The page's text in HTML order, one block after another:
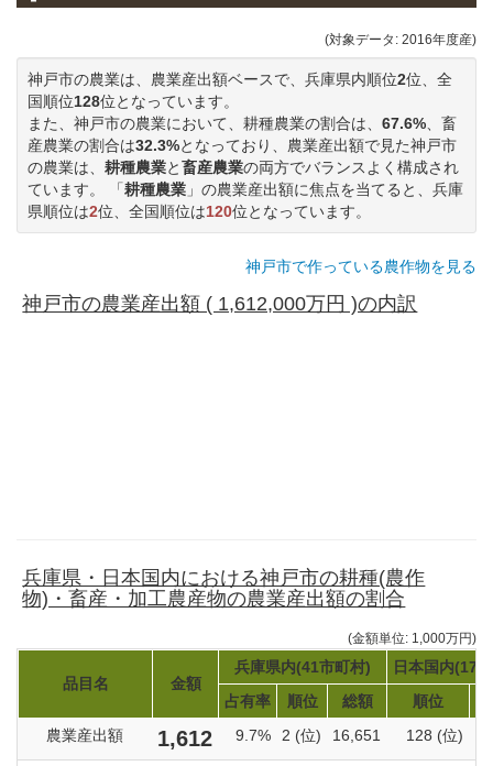
(対象データ: 2016年度産)
神戸市の農業は、農業産出額ベースで、兵庫県内順位2位、全
国順位128位となっています。
また、神戸市の農業において、耕種農業の割合は、 67.6% 、畜
産農業の割合は32.3%となっており、農業産出額で見た神戸市
の農業は、 耕種農業と畜産農業の両方でバランスよく構成され
ています。 「耕種農業 」の農業産出額に焦点を当てると、兵庫
県順位は2位、全国順位は120位となっています。
神戸市で作っている農作物を見る
神戸市の農業産出額 ( 1,612,000万円 )の内訳
兵庫県・日本国内における神戸市の耕種(農作
物)・畜産・加工農産物の農業産出額の割合
(金額単位: 1,000万円)
品目名 金額
兵庫県内(41市町村)
日本国内
占有率
順位 総額
順位
農業産出額
1,612 9.7% 2 (位) 16,651 128 (位)